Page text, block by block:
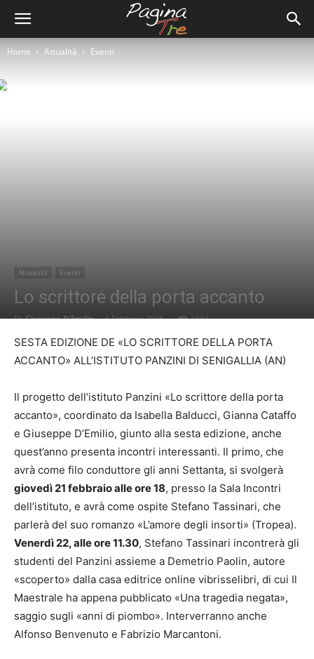
Home Attualità Eventi
Attualità Eventi
Lo scrittore della porta accanto
Di Giuseppe D'Emilio - 6 Febbraio 2008 1634
SESTA EDIZIONE DE «LO SCRITTORE DELLA PORTA
ACCANTO» ALL’ISTITUTO PANZINI DI SENIGALLIA (AN)
Il progetto dell’istituto Panzini «Lo scrittore della porta
accanto», coordinato da Isabella Balducci, Gianna Cataffo
e Giuseppe D’Emilio, giunto alla sesta edizione, anche
quest’anno presenta incontri interessanti. Il primo, che
avrà come filo conduttore gli anni Settanta, si svolgerà
giovedì 21 febbraio alle ore 18, presso la Sala Incontri
dell’istituto, e avrà come ospite Stefano Tassinari, che
parlerà del suo romanzo «L’amore degli insorti» (Tropea).
Venerdì 22, alle ore 11.30, Stefano Tassinari incontrerà gli
studenti del Panzini assieme a Demetrio Paolin, autore
«scoperto» dalla casa editrice online vibrisselibri, di cui Il
Maestrale ha appena pubblicato «Una tragedia negata»,
saggio sugli «anni di piombo». Interverranno anche
Alfonso Benvenuto e Fabrizio Marcantoni.